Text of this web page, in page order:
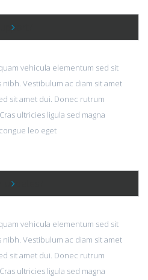
vehicula elementum sed sit
Vestibulum ac diam sit amet
sit amet dui. Donec rutrum
ultricies ligula sed magna
leo eget
vehicula elementum sed sit
Vestibulum ac diam sit amet
sit amet dui. Donec rutrum
ultricies ligula sed magna